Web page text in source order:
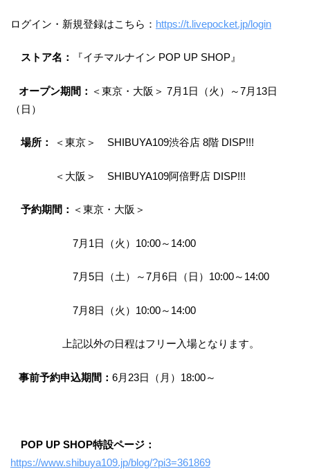
ログイン・新規登録はこちら： https://t.livepocket.jp/login
ストア名： 『イチマルナイン POP UP SHOP』
オープン期間： ＜東京・大阪＞ 7月1日（火）～7月13日
（日）
場所： ＜東京＞ SHIBUYA109渋谷店 8階 DISP!!!
＜大阪＞ SHIBUYA109阿倍野店 DISP!!!
予約期間： ＜東京・大阪＞
7月1日（火）10:00～14:00
7月5日（土）～7月6日（日）10:00～14:00
7月8日（火）10:00～14:00
上記以外の日程はフリー入場となります。
事前予約申込期間： 6月23日（月）18:00～
POP UP SHOP特設ページ：
https://www.shibuya109.jp/blog/?pi3=361869